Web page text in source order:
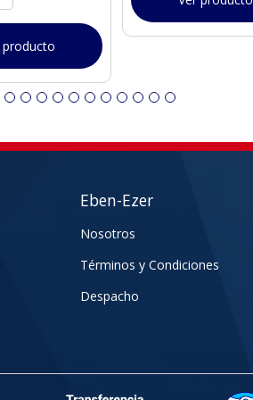
producto
Eben-Ezer
Nosotros
Términos y Condiciones
Despacho